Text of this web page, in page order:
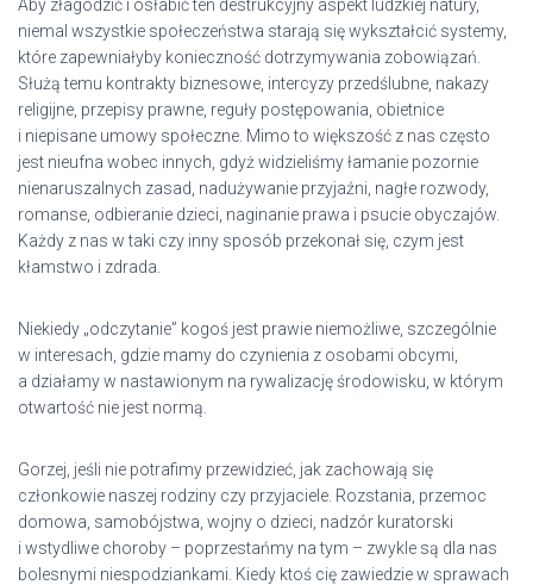
Aby złagodzić i osłabić ten destrukcyjny aspekt ludzkiej natury,
niemal wszystkie społeczeństwa starają się wykształcić systemy,
które zapewniałyby konieczność dotrzymywania zobowiązań.
Służą temu kontrakty biznesowe, intercyzy przedślubne, nakazy
religijne, przepisy prawne, reguły postępowania, obietnice
i niepisane umowy społeczne. Mimo to większość z nas często
jest nieufna wobec innych, gdyż widzieliśmy łamanie pozornie
nienaruszalnych zasad, nadużywanie przyjaźni, nagłe rozwody,
romanse, odbieranie dzieci, naginanie prawa i psucie obyczajów.
Każdy z nas w taki czy inny sposób przekonał się, czym jest
kłamstwo i zdrada.
Niekiedy „odczytanie” kogoś jest prawie niemożliwe, szczególnie
w interesach, gdzie mamy do czynienia z osobami obcymi,
a działamy w nastawionym na rywalizację środowisku, w którym
otwartość nie jest normą.
Gorzej, jeśli nie potrafimy przewidzieć, jak zachowają się
członkowie naszej rodziny czy przyjaciele. Rozstania, przemoc
domowa, samobójstwa, wojny o dzieci, nadzór kuratorski
i wstydliwe choroby – poprzestańmy na tym – zwykle są dla nas
bolesnymi niespodziankami. Kiedy ktoś cię zawiedzie w sprawach